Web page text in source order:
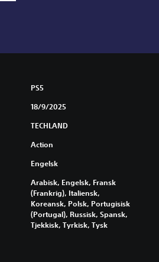
PS5
18/9/2025
TECHLAND
Action
Engelsk
Arabisk, Engelsk, Fransk
(Frankrig), Italiensk,
Koreansk, Polsk, Portugisisk
(Portugal), Russisk, Spansk,
Tjekkisk, Tyrkisk, Tysk